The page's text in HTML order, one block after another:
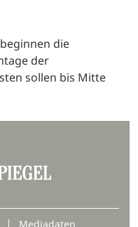
die
der
sollen bis Mitte
Mediadaten